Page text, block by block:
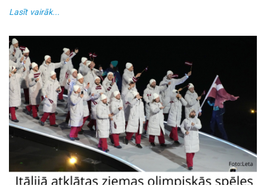
Lasīt vairāk...